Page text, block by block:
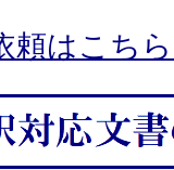
頼はこち